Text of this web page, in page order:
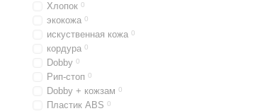
Хлопок 0
экокожа 0
искуственная кожа 0
кордура 0
Dobby 0
Рип-стоп 0
Dobby + кожзам 0
Пластик ABS 0